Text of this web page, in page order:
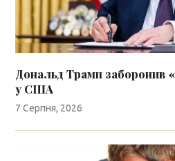
Дональд Трамп заборонив
у США
7 Серпня, 2026